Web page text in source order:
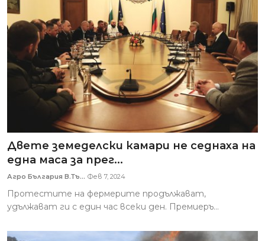
Двете земеделски камари не седнаха на
една маса за прег...
Агро България В.Тъ... Фев 7, 2024
Протестите на фермерите продължават,
удължават ги с един час всеки ден. Премиеръ...